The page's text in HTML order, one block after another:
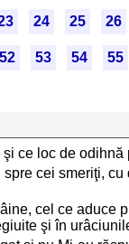
24 25 26
52 53 54 55
ce loc de odihnă
cei smeriţi,
cel ce aduce
şi în